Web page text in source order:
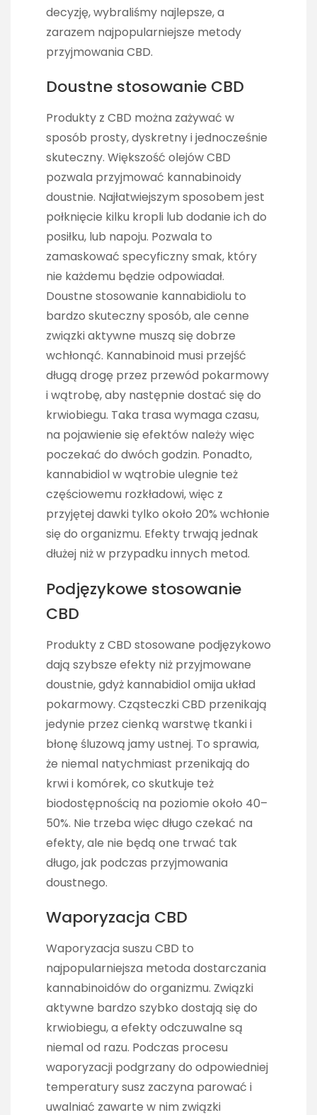
decyzję, wybraliśmy najlepsze, a
zarazem najpopularniejsze metody
przyjmowania CBD.
Doustne stosowanie CBD
Produkty z CBD można zażywać w
sposób prosty, dyskretny i jednocześnie
skuteczny. Większość olejów CBD
pozwala przyjmować kannabinoidy
doustnie. Najłatwiejszym sposobem jest
połknięcie kilku kropli lub dodanie ich do
posiłku, lub napoju. Pozwala to
zamaskować specyficzny smak, który
nie każdemu będzie odpowiadał.
Doustne stosowanie kannabidiolu to
bardzo skuteczny sposób, ale cenne
związki aktywne muszą się dobrze
wchłonąć. Kannabinoid musi przejść
długą drogę przez przewód pokarmowy
i wątrobę, aby następnie dostać się do
krwiobiegu. Taka trasa wymaga czasu,
na pojawienie się efektów należy więc
poczekać do dwóch godzin. Ponadto,
kannabidiol w wątrobie ulegnie też
częściowemu rozkładowi, więc z
przyjętej dawki tylko około 20% wchłonie
się do organizmu. Efekty trwają jednak
dłużej niż w przypadku innych metod.
Podjęzykowe stosowanie
CBD
Produkty z CBD stosowane podjęzykowo
dają szybsze efekty niż przyjmowane
doustnie, gdyż kannabidiol omija układ
pokarmowy. Cząsteczki CBD przenikają
jedynie przez cienką warstwę tkanki i
błonę śluzową jamy ustnej. To sprawia,
że niemal natychmiast przenikają do
krwi i komórek, co skutkuje też
biodostępnością na poziomie około 40–
50%. Nie trzeba więc długo czekać na
efekty, ale nie będą one trwać tak
długo, jak podczas przyjmowania
doustnego.
Waporyzacja CBD
Waporyzacja suszu CBD to
najpopularniejsza metoda dostarczania
kannabinoidów do organizmu. Związki
aktywne bardzo szybko dostają się do
krwiobiegu, a efekty odczuwalne są
niemal od razu. Podczas procesu
waporyzacji podgrzany do odpowiedniej
temperatury susz zaczyna parować i
uwalniać zawarte w nim związki